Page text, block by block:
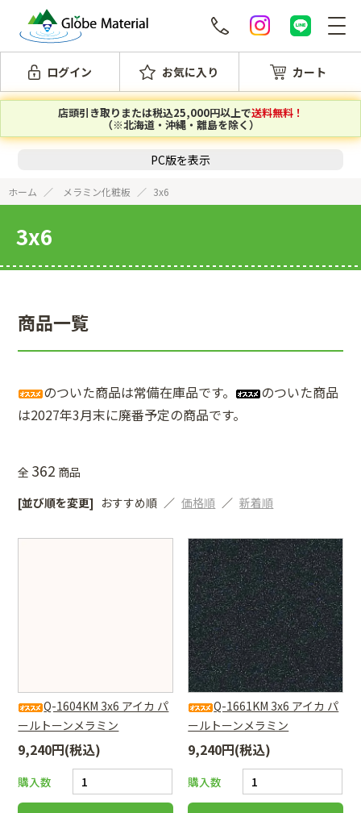
ログイン お気に入り カート
店頭引き取りまたは税込25,000円以上で送料無料！
（※北海道・沖縄・離島を除く）
PC版を表示
ホーム メラミン化粧板 3x6
3x6
商品一覧
のついた商品は常備在庫品です。
のついた商品
は2027年3月末に廃番予定の商品です。
全 362 商品
[並び順を変更] おすすめ順 価格順 新着順
Q-1604KM 3x6 アイカ パ
ールトーンメラミン
9,240円(税込)
購入数
Q-1661KM 3x6 アイカ パ
ールトーンメラミン
9,240円(税込)
購入数